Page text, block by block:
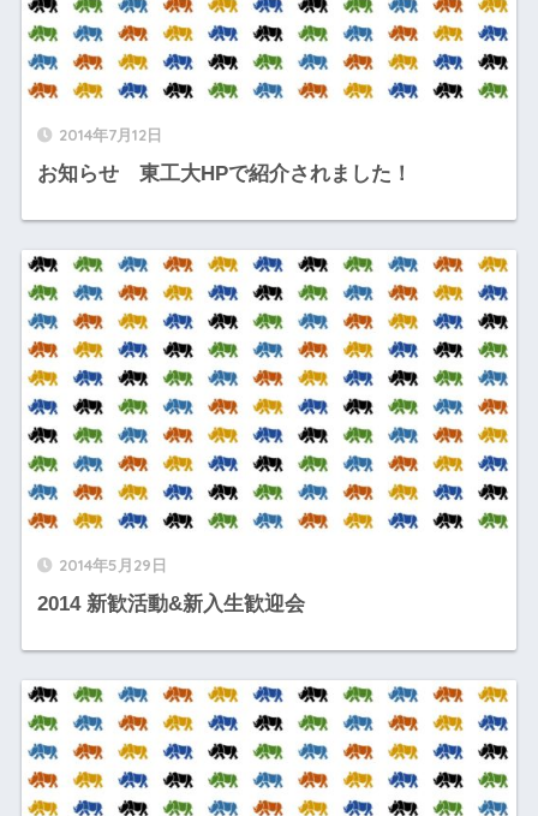
2014年7月12日
お知らせ 東工大HPで紹介されました！
2014年5月29日
2014 新歓活動&新入生歓迎会